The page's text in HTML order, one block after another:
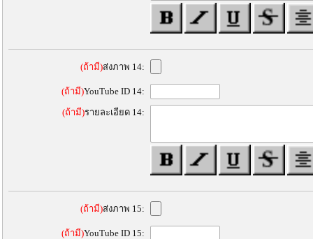
(ถ้ามี)ส่งภาพ 14:
(ถ้ามี)YouTube ID 14:
(ถ้ามี)รายละเอียด 14:
(ถ้ามี)ส่งภาพ 15:
(ถ้ามี)YouTube ID 15: